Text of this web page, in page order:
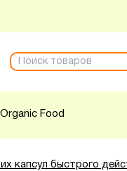
Organic Food
капсул быстрого